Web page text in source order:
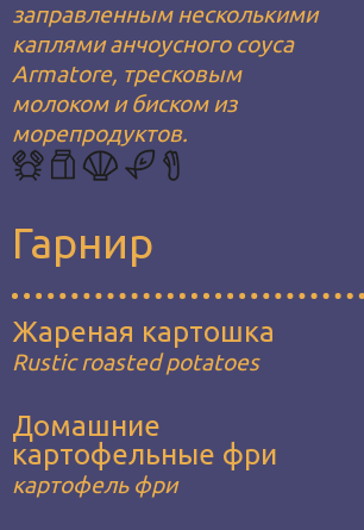
заправленным несколькими
каплями анчоусного соуса
Armatore, тресковым
молоком и биском из
морепродуктов.
Гарнир
Жареная картошка
Rustic roasted potatoes
Домашние
картофельные фри
картофель фри